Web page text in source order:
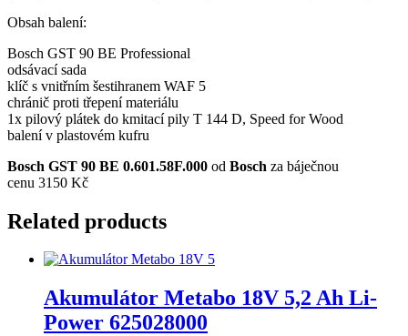
Obsah balení:
Bosch GST 90 BE Professional
odsávací sada
klíč s vnitřním šestihranem WAF 5
chránič proti třepení materiálu
1x pilový plátek do kmitací pily T 144 D, Speed for Wood
balení v plastovém kufru
Bosch GST 90 BE 0.601.58F.000 od Bosch za báječnou
cenu 3150 Kč
Related products
Akumulátor Metabo 18V 5,2 Ah Li-
Power 625028000